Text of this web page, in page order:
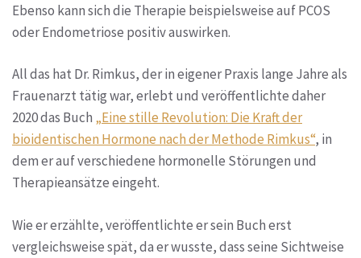
Ebenso kann sich die Therapie beispielsweise auf PCOS
oder Endometriose positiv auswirken.
All das hat Dr. Rimkus, der in eigener Praxis lange Jahre als
Frauenarzt tätig war, erlebt und veröffentlichte daher
2020 das Buch „Eine stille Revolution: Die Kraft der
bioidentischen Hormone nach der Methode Rimkus“, in
dem er auf verschiedene hormonelle Störungen und
Therapieansätze eingeht.
Wie er erzählte, veröffentlichte er sein Buch erst
vergleichsweise spät, da er wusste, dass seine Sichtweise